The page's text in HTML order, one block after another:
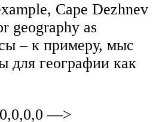
Cape Dezhnev
geography as
– к примеру, мыс
для географии как
—>